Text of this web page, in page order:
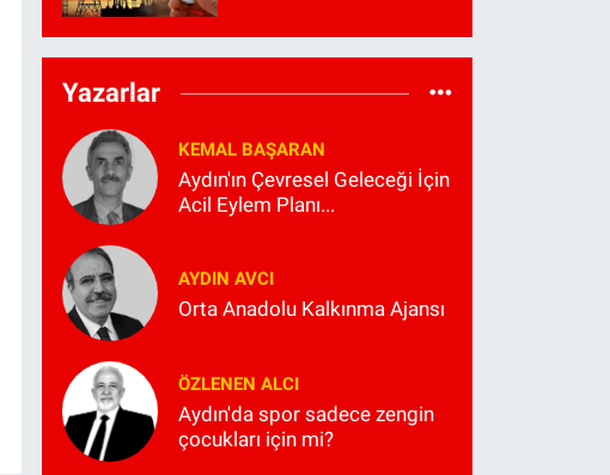
Yazarlar
KEMAL BAŞARAN
Aydın'ın Çevresel Geleceği İçin
Acil Eylem Planı...
AYDIN AVCI
Orta Anadolu Kalkınma Ajansı
ÖZLENEN ALCI
Aydın'da spor sadece zengin
çocukları için mi?